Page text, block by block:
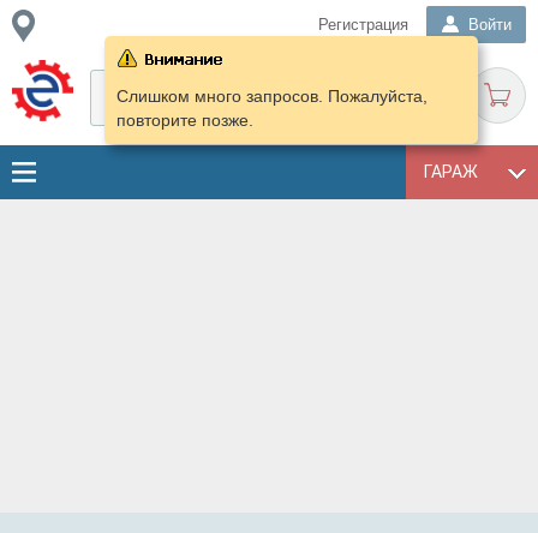
Регистрация Войти
ГАРАЖ
Слишком много запросов. Пожалуйста,
повторите позже.